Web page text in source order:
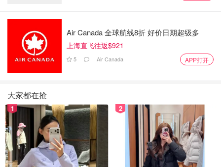
Air Canada 全球航线8折 好价日期超级多
上海直飞往返$921
5 Air Canada APP打开
大家都在抢
1 2